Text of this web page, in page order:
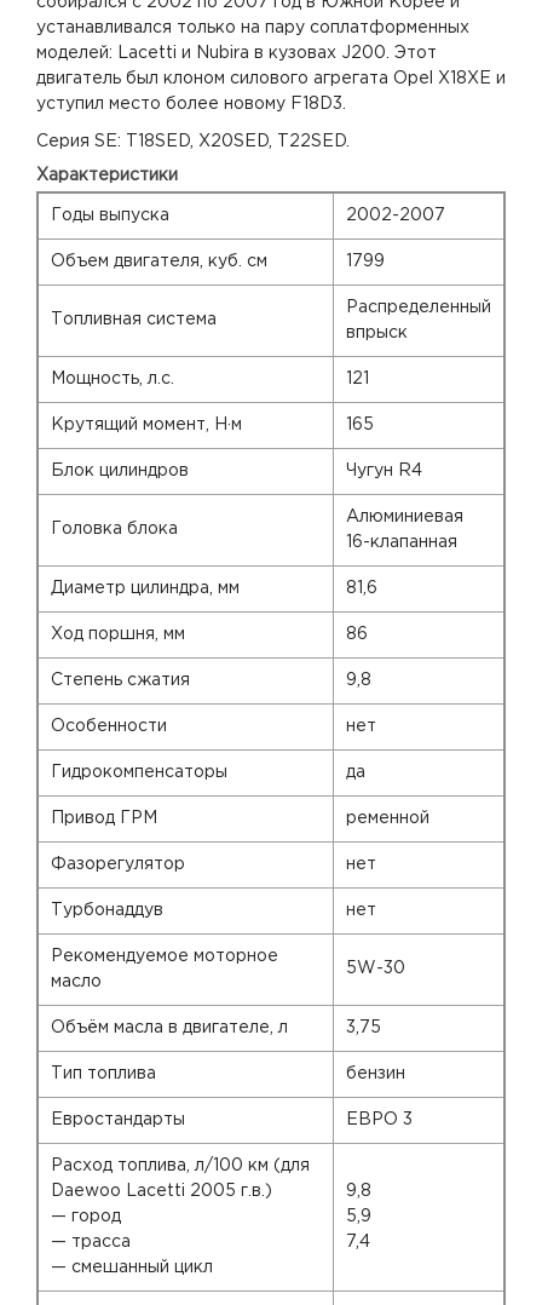
устанавливался только на пару соплатформенных
моделей: Lacetti и Nubira в кузовах J200. Этот
двигатель был клоном силового агрегата Opel X18XE и
уступил место более новому F18D3
Серия SE: T18SED, X20SED T22SED
Характеристики
Годы выпуска 2002-2007
Объем двигателя, куб. см 1799
Топливная система
Распределенный
впрыск
Мощность, л.с. 121
Крутящий момент, Н·м 165
Блок цилиндров Чугун R4
Головка блока
Алюминиевая
16-клапанная
Диаметр цилиндра, мм 81,6
Ход поршня, мм 86
Степень сжатия 9,8
Особенности нет
Гидрокомпенсаторы да
Привод ГРМ ременной
Фазорегулятор нет
Турбонаддув нет
Рекомендуемое моторное
масло
5W-30
Объём масла в двигателе, л 3,75
Тип топлива бензин
Евростандарты ЕВРО 3
Расход топлива, л/100 км (для
Daewoo Lacetti 2005 г.в.)
— город
— трасса
— смешанный цикл
9,8
5,9
7,4